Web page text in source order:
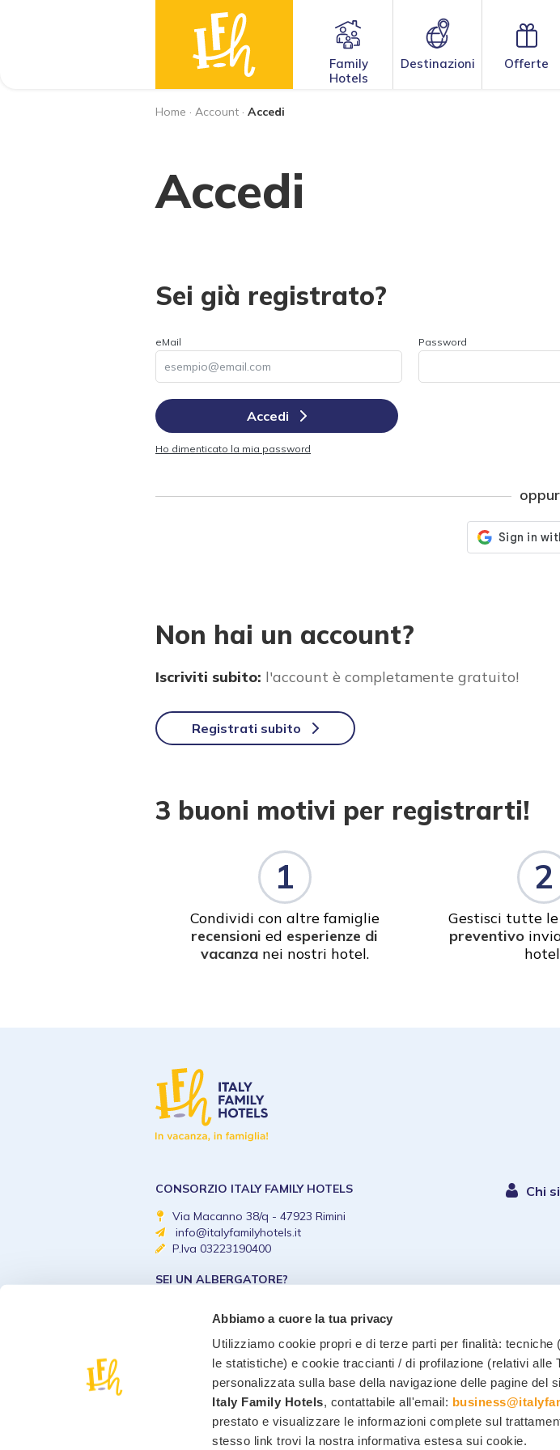
Abbiamo a cuore la tua privacy
Utilizziamo cookie propri e di terze parti per finalità:
le statistiche) e cookie traccianti / di profilazione (relativi alle
personalizzata sulla base della navigazione delle pagine del
Italy Family Hotels, contattabile all'email:
prestato e visualizzare le informazioni complete sul
stesso link trovi la nostra informativa estesa sui cookie.
Family
Hotels
Destinazioni Offerte
Home · Account · Accedi
Accedi
Sei già registrato?
eMail Password
Accedi
Ho dimenticato la mia password
Non hai un account?
Iscriviti subito: l'account è completamente gratuito!
Registrati subito
3 buoni motivi per registrarti!
1
Condividi con altre famiglie
recensioni ed esperienze di
vacanzanei nostri hotel.
2
Gestisci tutte le
preventivo
Chi
CONSORZIO ITALY FAMILY HOTELS
Via Macanno 38/q - 47923 Rimini
info@italyfamilyhotels.it
P.Iva 03223190400
SEI UN ALBERGATORE?
Diventa un Italy Family Hotels